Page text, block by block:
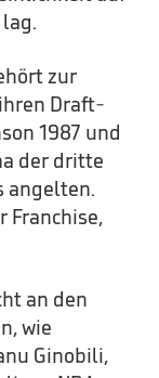
zur
Draft-
1987 und
der dritte
angelten.
Franchise,
an den
wie
Ginobili,